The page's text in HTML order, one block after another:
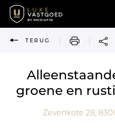
TERUG
groene en
Zevenkote 28,